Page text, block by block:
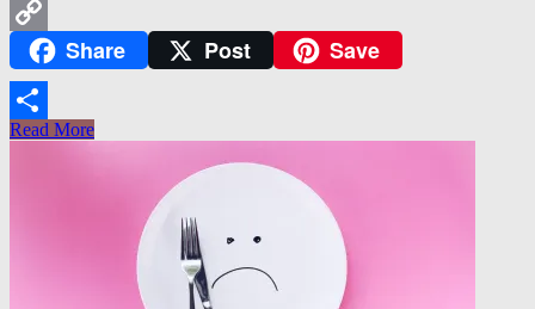
Gmail
Copy
Link
Share Post Save
Share
Read More